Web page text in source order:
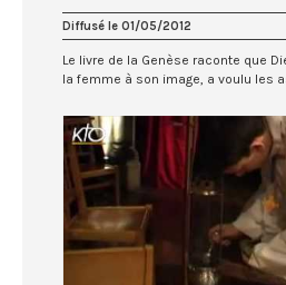
Diffusé le 01/05/2012
Le livre de la Genèse raconte que
la femme à son image,